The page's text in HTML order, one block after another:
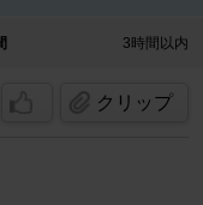
3時間以内
クリップ